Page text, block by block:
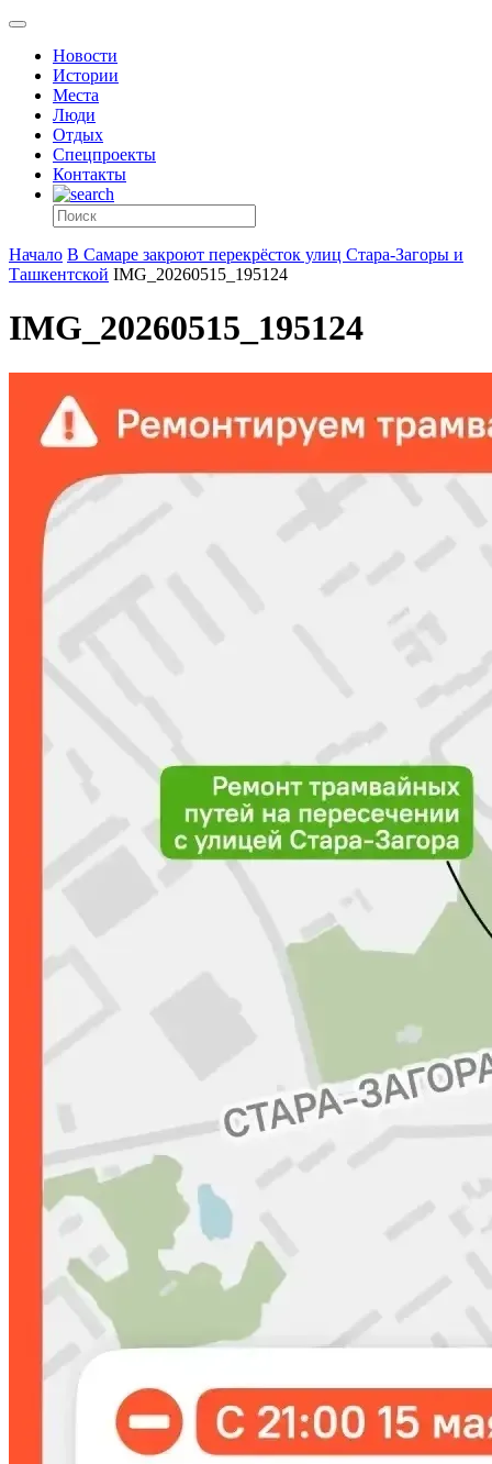
Новости
Истории
Места
Люди
Отдых
Спецпроекты
Контакты
Начало В Самаре закроют перекрёсток улиц Стара-Загоры и
Ташкентской IMG_20260515_195124
IMG_20260515_195124